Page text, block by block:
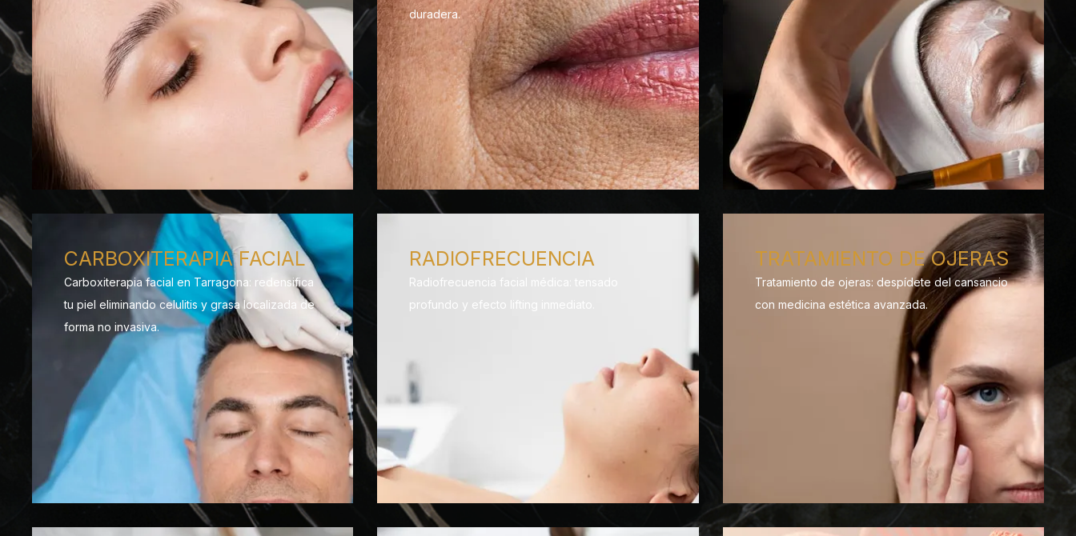
duradera.
CARBOXITERAPIA FACIAL
Carboxiterapia facial en Tarragona: redensifica
tu piel eliminando celulitis y grasa localizada de
forma no invasiva.
RADIOFRECUENCIA
Radiofrecuencia facial médica: tensado
profundo y efecto lifting inmediato.
TRATAMIENTO DE OJERAS
Tratamiento de ojeras: despídete del cansancio
con medicina estética avanzada.